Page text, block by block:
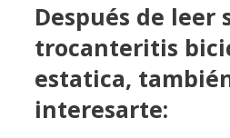
Después de leer
trocanteritis
estatica,
interesarte: